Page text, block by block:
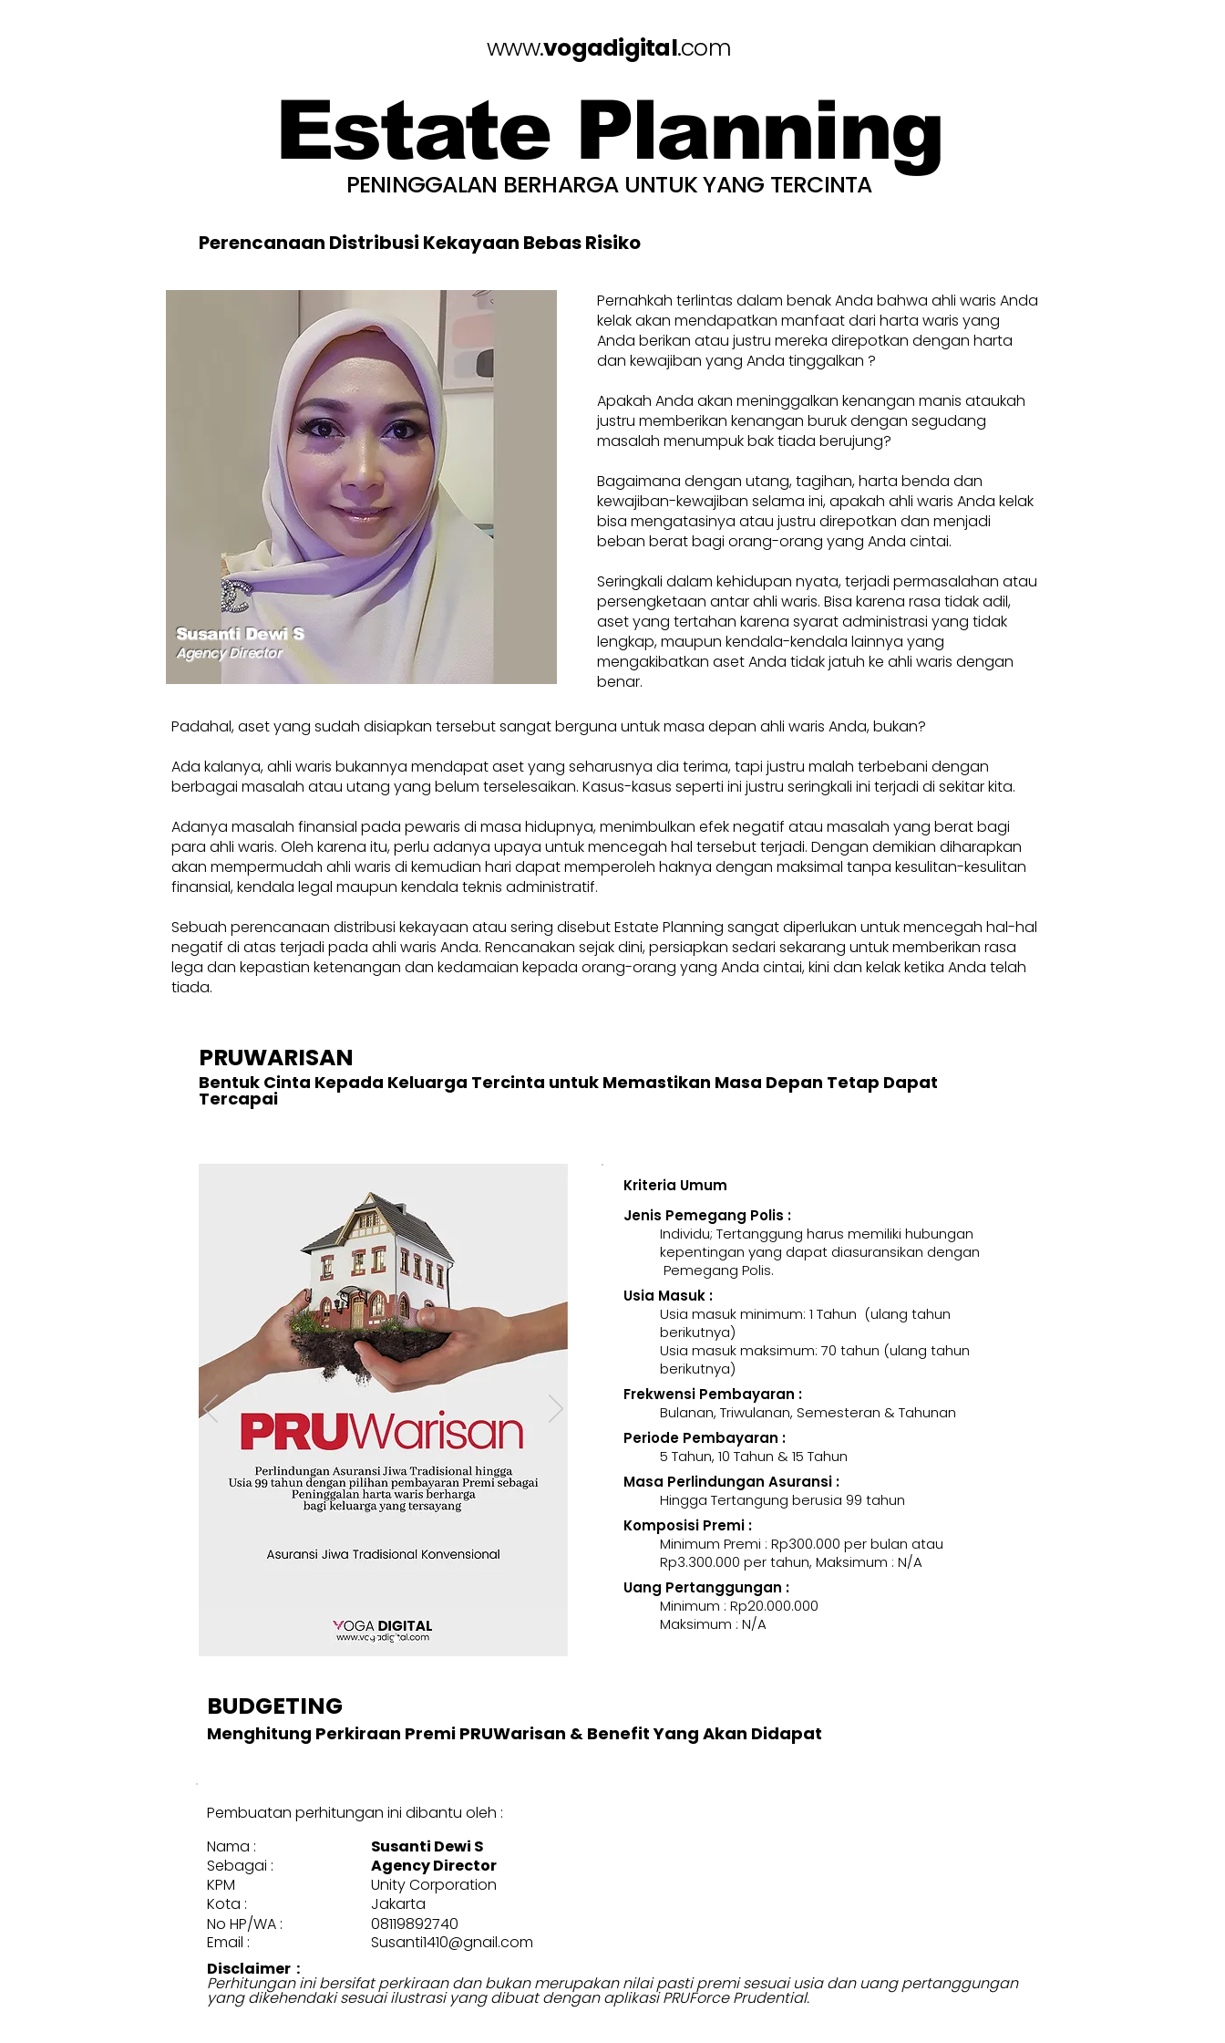
www.vogadigital.com
Estate Planning
PENINGGALAN BERHARGA UNTUK YANG TERCINTA
Perencanaan Distribusi Kekayaan Bebas Risiko
Agency Director
Susanti Dewi S
Pernahkah terlintas dalam benak Anda bahwa ahli waris Anda
kelak akan mendapatkan manfaat dari harta waris yang
Anda berikan atau justru mereka direpotkan dengan harta
dan kewajiban yang Anda tinggalkan ?
Apakah Anda akan meninggalkan kenangan manis ataukah
justru memberikan kenangan buruk dengan segudang
masalah menumpuk bak tiada berujung?
Bagaimana dengan utang, tagihan, harta benda dan
kewajiban-kewajiban selama ini, apakah ahli waris Anda kelak
bisa mengatasinya atau justru direpotkan dan menjadi
beban berat bagi orang-orang yang Anda cintai.
Seringkali dalam kehidupan nyata, terjadi permasalahan atau
persengketaan antar ahli waris. Bisa karena rasa tidak adil,
aset yang tertahan karena syarat administrasi yang tidak
lengkap, maupun kendala-kendala lainnya yang
mengakibatkan aset Anda tidak jatuh ke ahli waris dengan
benar.
Padahal, aset yang sudah disiapkan tersebut sangat berguna untuk masa depan ahli waris Anda, bukan?
Ada kalanya, ahli waris bukannya mendapat aset yang seharusnya dia terima, tapi justru malah terbebani dengan
berbagai masalah atau utang yang belum terselesaikan. Kasus-kasus seperti ini justru seringkali ini terjadi di sekitar kita.
Adanya masalah finansial pada pewaris di masa hidupnya, menimbulkan efek negatif atau masalah yang berat bagi
para ahli waris. Oleh karena itu, perlu adanya upaya untuk mencegah hal tersebut terjadi. Dengan demikian diharapkan
akan mempermudah ahli waris di kemudian hari dapat memperoleh haknya dengan maksimal tanpa kesulitan-kesulitan
finansial, kendala legal maupun kendala teknis administratif.
Sebuah perencanaan distribusi kekayaan atau sering disebut Estate Planning sangat diperlukan untuk mencegah hal-hal
negatif di atas terjadi pada ahli waris Anda. Rencanakan sejak dini, persiapkan sedari sekarang untuk memberikan rasa
lega dan kepastian ketenangan dan kedamaian kepada orang-orang yang Anda cintai, kini dan kelak ketika Anda telah
tiada.
PRUWARISAN
Bentuk Cinta Kepada Keluarga Tercinta untuk Memastikan Masa Depan Tetap Dapat
Tercapai
Kriteria Umum
Jenis Pemegang Polis :
Individu; Tertanggung harus memiliki hubungan
kepentingan yang dapat diasuransikan dengan
Pemegang Polis.
Usia Masuk :
Usia masuk minimum: 1 Tahun (ulang tahun
berikutnya)
Usia masuk maksimum: 70 tahun (ulang tahun
berikutnya)
Frekwensi Pembayaran :
Bulanan, Triwulanan, Semesteran & Tahunan
Periode Pembayaran :
5 Tahun, 10 Tahun & 15 Tahun
Masa Perlindungan Asuransi :
Hingga Tertangung berusia 99 tahun
Komposisi Premi :
Minimum Premi : Rp300.000 per bulan atau
Rp3.300.000 per tahun, Maksimum : N/A
Uang Pertanggungan :
Minimum : Rp20.000.000
Maksimum : N/A
BUDGETING
Menghitung Perkiraan Premi PRUWarisan & Benefit Yang Akan Didapat
Pembuatan perhitungan ini dibantu oleh :
Jakarta
Kota :
08119892740
No HP/WA :
Email :
Susanti1410@gnail.com
Disclaimer :
Perhitungan ini bersifat perkiraan dan bukan merupakan nilai pasti premi sesuai usia dan uang pertanggungan
yang dikehendaki sesuai ilustrasi yang dibuat dengan aplikasi PRUForce Prudential.
Nama :
Susanti Dewi S
Sebagai :
Agency Director
KPM
Unity Corporation